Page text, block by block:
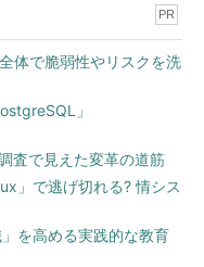
PR
体で脆弱性やリスクを洗
」
査で見えた変革の道筋
」で逃げ切れる? 情シス
を高める実践的な教育